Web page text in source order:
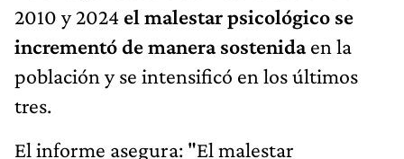
2010 y 2024 el malestar psicológico se
incrementó de manera sostenidaen la
población y se intensificó en los últimos
tres.
El informe asegura: "El malestar